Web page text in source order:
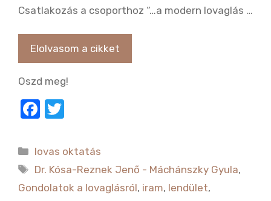
Csatlakozás a csoporthoz “…a modern lovaglás …
Elolvasom a cikket
Oszd meg!
F
c
e
b
it
te
r
Kategória
lovas oktatás
Címkék
Dr. Kósa-Reznek Jenő - Máchánszky Gyula,
Gondolatok a lovaglásról, iram, lendület,